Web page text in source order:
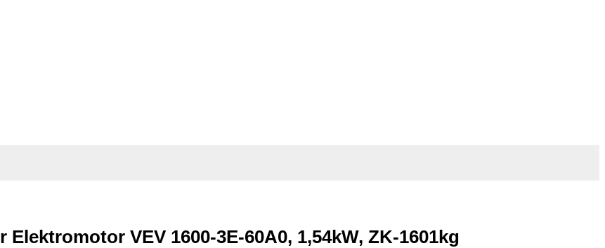
VEV 1600-3E-60A0, 1,54kW, ZK-1601kg